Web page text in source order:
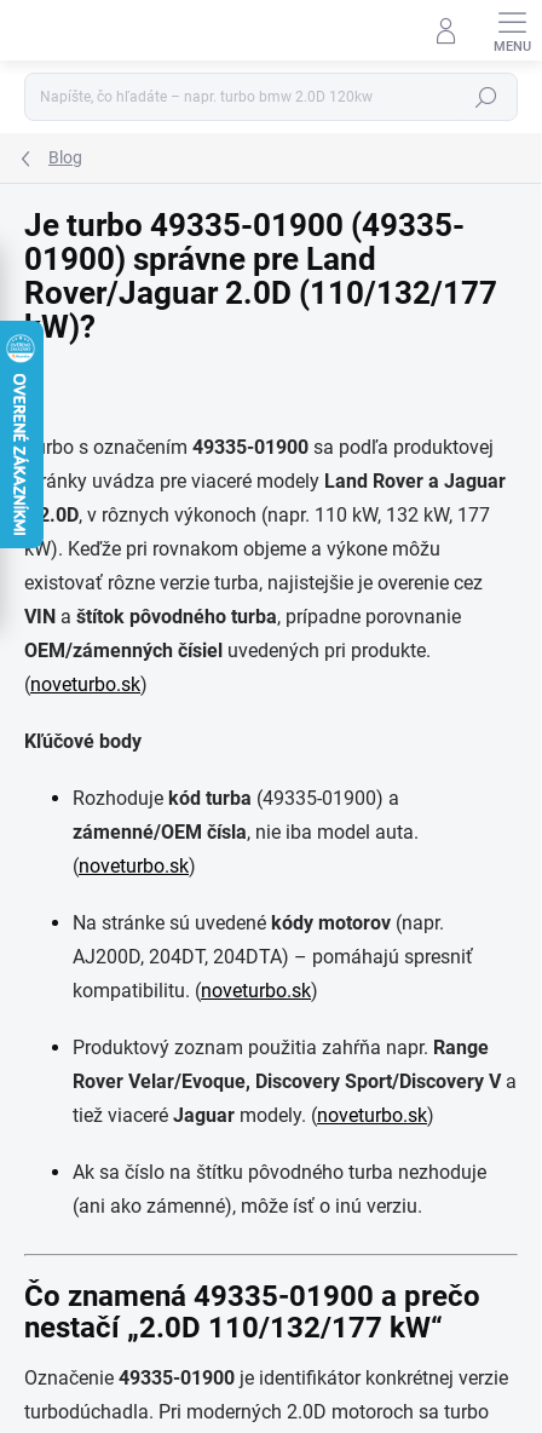
Hľadať
Blog
Je turbo 49335-01900 (49335-
01900) správne pre Land
Rover/Jaguar 2.0D (110/132/177
kW)?
Turbo s označením 49335-01900 sa podľa produktovej
stránky uvádza pre viaceré modely Land Rover a Jaguar
s 2.0D, v rôznych výkonoch (napr. 110 kW, 132 kW, 177
kW). Keďže pri rovnakom objeme a výkone môžu
existovať rôzne verzie turba, najistejšie je overenie cez
VIN a štítok pôvodného turba, prípadne porovnanie
OEM/zámenných čísiel uvedených pri produkte.
(noveturbo.sk)
Kľúčové body
Rozhoduje kód turba (49335-01900) a
zámenné/OEM čísla, nie iba model auta.
(noveturbo.sk)
Na stránke sú uvedené kódy motorov (napr.
AJ200D, 204DT, 204DTA) – pomáhajú spresniť
kompatibilitu. (noveturbo.sk)
Produktový zoznam použitia zahŕňa napr. Range
Rover Velar/Evoque, Discovery Sport/Discovery Va
tiež viaceré Jaguar modely. (noveturbo.sk)
Ak sa číslo na štítku pôvodného turba nezhoduje
(ani ako zámenné), môže ísť o inú verziu.
Čo znamená 49335-01900 a prečo
nestačí „2.0D 110/132/177 kW“
Označenie 49335-01900 je identifikátor konkrétnej verzie
turbodúchadla. Pri moderných 2.0D motoroch sa turbo